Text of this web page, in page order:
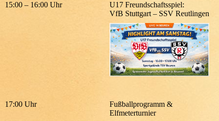
15:00 – 16:00 Uhr
U17 Freundschaftsspiel:
VfB Stuttgart – SSV Reutlingen
17:00 Uhr
Fußballprogramm &
Elfmeterturnier